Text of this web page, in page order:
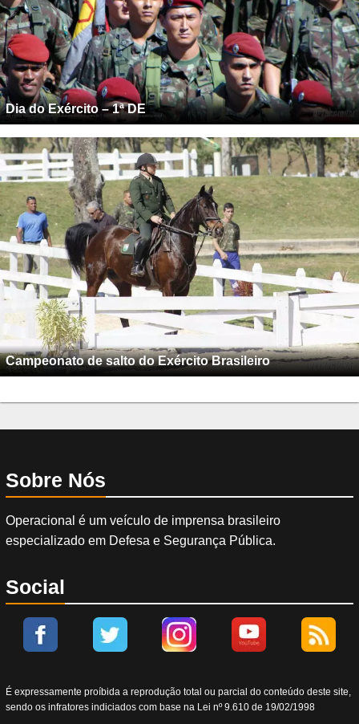
Dia do Exército – 1ª DE
Campeonato de salto do Exército Brasileiro
Sobre Nós
Operacional é um veículo de imprensa brasileiro
especializado em Defesa e Segurança Pública.
Social
É expressamente proíbida a reprodução total ou parcial do conteúdo deste site,
sendo os infratores indiciados com base na Lei nº 9.610 de 19/02/1998